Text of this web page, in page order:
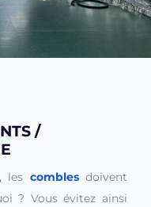
/
les comblesdoivent
? Vous évitez ainsi